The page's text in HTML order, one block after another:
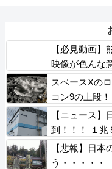
【必見動画
映像が色んな
スペースXの
コン9の上段！
【ニュース
到！！！ １兆
【悲報】日本
う・・・・・